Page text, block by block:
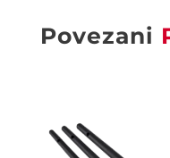
Povezani